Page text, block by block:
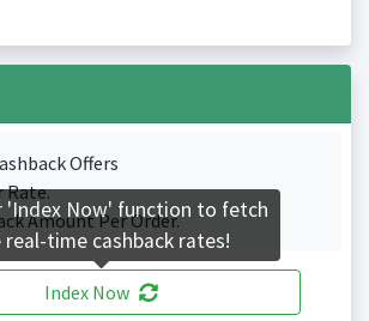
Offers
Rate.
Amount Per Order.
Index Now
'Index Now' function to fetch
real-time cashback rates!